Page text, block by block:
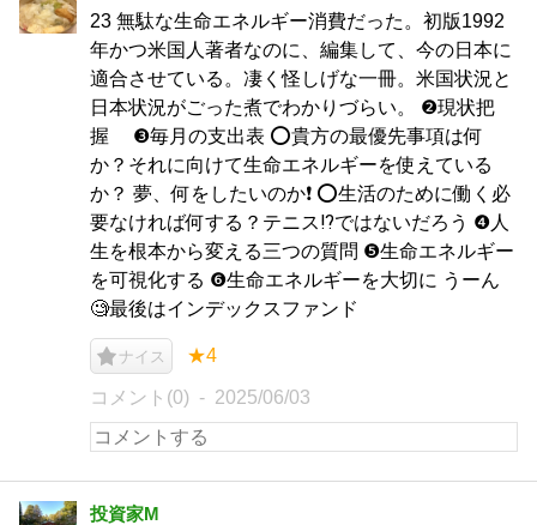
23 無駄な生命エネルギー消費だった。初版1992
年かつ米国人著者なのに、編集して、今の日本に
適合させている。凄く怪しげな一冊。米国状況と
日本状況がごった煮でわかりづらい。 ❷現状把
握 ❸毎月の支出表 ⭕️貴方の最優先事項は何
か？それに向けて生命エネルギーを使えている
か？ 夢、何をしたいのか❗️ ⭕️生活のために働く必
要なければ何する？テニス⁉️ではないだろう ❹人
生を根本から変える三つの質問 ❺生命エネルギー
を可視化する ❻生命エネルギーを大切に うーん
🧐最後はインデックスファンド
ナイス ★4
コメント(0) 2025/06/03
投資家M